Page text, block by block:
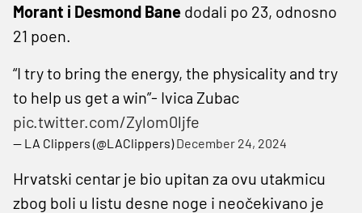
Morant i Desmond Bane dodali po 23, odnosno
21 poen.
“I try to bring the energy, the physicality and try
to help us get a win”- Ivica Zubac
pic.twitter.com/Zylom0ljfe
— LA Clippers (@LAClippers)December 24, 2024
Hrvatski centar je bio upitan za ovu utakmicu
zbog boli u listu desne noge i neočekivano je